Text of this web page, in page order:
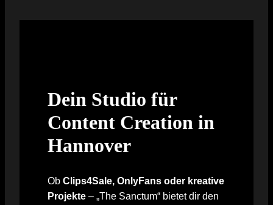
Dein Studio für
Content Creation in
Hannover
ObClips4Sale, OnlyFans oder kreative
Projekte – „The Sanctum“ bietet dir den